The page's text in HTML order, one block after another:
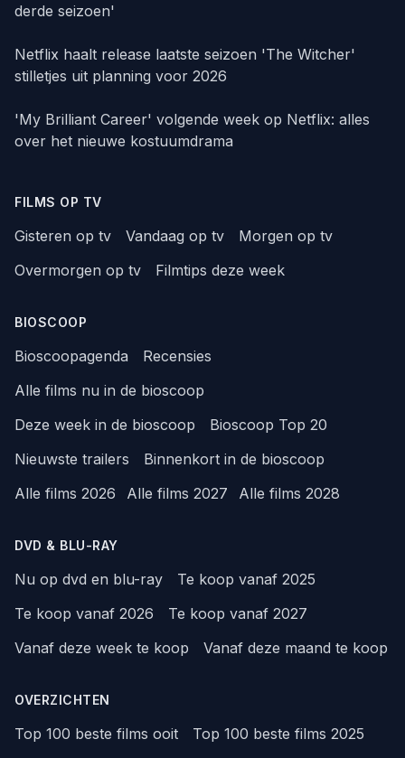
derde seizoen'
Netflix haalt release laatste seizoen 'The Witcher'
stilletjes uit planning voor 2026
'My Brilliant Career' volgende week op Netflix: alles
over het nieuwe kostuumdrama
FILMS OP TV
Gisteren op tv Vandaag op tv
Morgen op tv
Overmorgen op tv
Filmtips deze week
BIOSCOOP
Bioscoopagenda
Recensies
Alle films nu in de bioscoop
Deze week in de bioscoop
Bioscoop Top 20
Nieuwste trailers
Binnenkort in de bioscoop
Alle films 2026
Alle films 2027 Alle films 2028
DVD & BLU-RAY
Nu op dvd en blu-ray
Te koop vanaf 2025
Te koop vanaf 2026
Te koop vanaf 2027
Vanaf deze week te koop
Vanaf deze maand te koop
OVERZICHTEN
Top 100 beste films ooit
Top 100 beste films 2025